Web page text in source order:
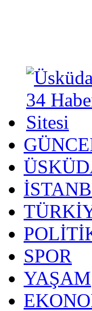
SPOR
YAŞAM